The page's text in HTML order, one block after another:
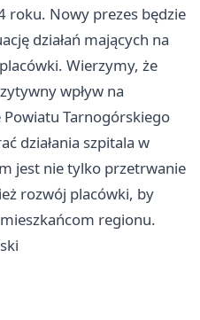
roku. Nowy prezes będzie
działań mających na
Wierzymy, że
wpływ na
Powiatu Tarnogórskiego
działania szpitala w
jest nie tylko przetrwanie
rozwój placówki, by
mieszkańcom regionu.